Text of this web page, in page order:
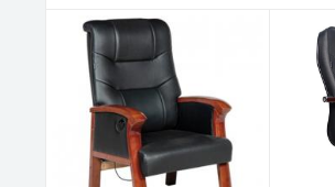
Xem chi tiết Xem